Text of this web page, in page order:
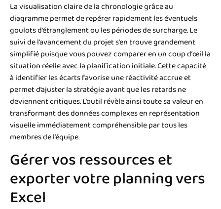
La visualisation claire de la chronologie grâce au
diagramme permet de repérer rapidement les éventuels
goulots d’étranglement ou les périodes de surcharge. Le
suivi de l’avancement du projet s’en trouve grandement
simplifié puisque vous pouvez comparer en un coup d’œil la
situation réelle avec la planification initiale. Cette capacité
à identifier les écarts favorise une réactivité accrue et
permet d’ajuster la stratégie avant que les retards ne
deviennent critiques. L’outil révèle ainsi toute sa valeur en
transformant des données complexes en représentation
visuelle immédiatement compréhensible par tous les
membres de l’équipe.
Gérer vos ressources et
exporter votre planning vers
Excel